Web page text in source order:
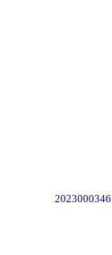
2023000346